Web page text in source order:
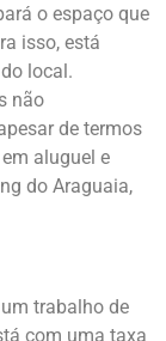
o espaço que
isso, está
local.
não
de termos
aluguel e
do Araguaia,
trabalho de
com uma taxa